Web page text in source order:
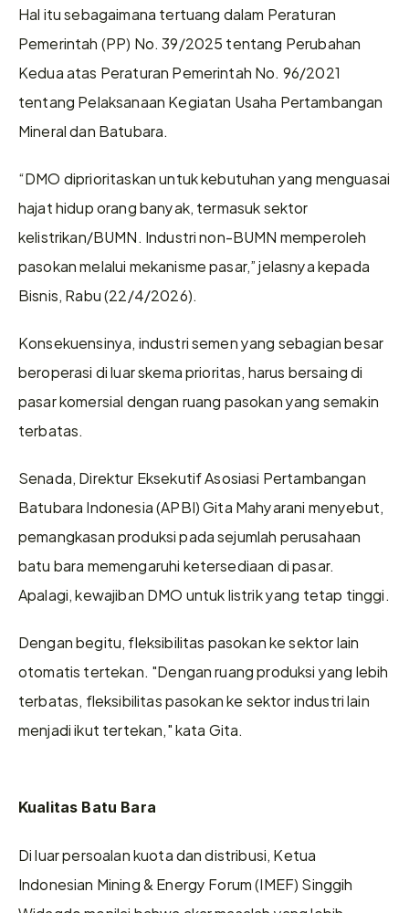
Hal itu sebagaimana tertuang dalam Peraturan
Pemerintah (PP) No. 39/2025 tentang Perubahan
Kedua atas Peraturan Pemerintah No. 96/2021
tentang Pelaksanaan Kegiatan Usaha Pertambangan
Mineral dan Batubara.
“DMO diprioritaskan untuk kebutuhan yang menguasai
hajat hidup orang banyak, termasuk sektor
kelistrikan/BUMN. Industri non-BUMN memperoleh
pasokan melalui mekanisme pasar,” jelasnya kepada
Bisnis, Rabu (22/4/2026).
Konsekuensinya, industri semen yang sebagian besar
beroperasi di luar skema prioritas, harus bersaing di
pasar komersial dengan ruang pasokan yang semakin
terbatas.
Senada, Direktur Eksekutif Asosiasi Pertambangan
Batubara Indonesia (APBI) Gita Mahyarani menyebut,
pemangkasan produksi pada sejumlah perusahaan
batu bara memengaruhi ketersediaan di pasar.
Dengan begitu, fleksibilitas pasokan ke sektor lain
otomatis tertekan. "Dengan ruang produksi yang lebih
terbatas, fleksibilitas pasokan ke sektor industri lain
menjadi ikut tertekan," kata Gita.
Kualitas Batu Bara
Di luar persoalan kuota dan distribusi, Ketua
Indonesian Mining & Energy Forum (IMEF) Singgih